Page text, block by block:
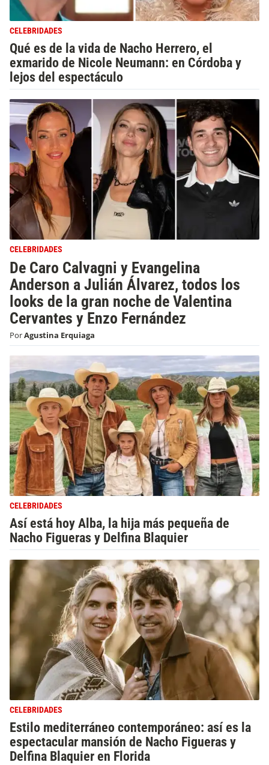
CELEBRIDADES
Qué es de la vida de Nacho Herrero, el
exmarido de Nicole Neumann: en Córdoba y
lejos del espectáculo
CELEBRIDADES
De Caro Calvagni y Evangelina
Anderson a Julián Álvarez, todos los
looks de la gran noche de Valentina
Cervantes y Enzo Fernández
PorAgustina Erquiaga
CELEBRIDADES
Así está hoy Alba, la hija más pequeña de
Nacho Figueras y Delfina Blaquier
CELEBRIDADES
Estilo mediterráneo contemporáneo: así es la
espectacular mansión de Nacho Figueras y
Delfina Blaquier en Florida